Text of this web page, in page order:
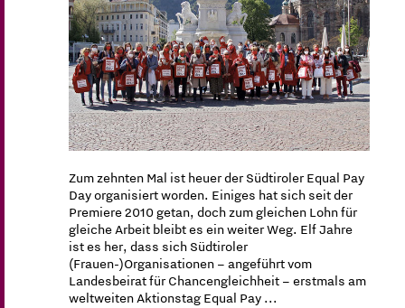
Zum zehnten Mal ist heuer der Südtiroler Equal Pay
Day organisiert worden. Einiges hat sich seit der
Premiere 2010 getan, doch zum gleichen Lohn für
gleiche Arbeit bleibt es ein weiter Weg. Elf Jahre
ist es her, dass sich Südtiroler
(Frauen-)Organisationen – angeführt vom
Landesbeirat für Chancengleichheit – erstmals am
weltweiten Aktionstag Equal Pay ...